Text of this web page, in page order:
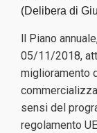
(Delibera di
ll Piano
05/11/2018,
miglioramento
sensi del
regolamento